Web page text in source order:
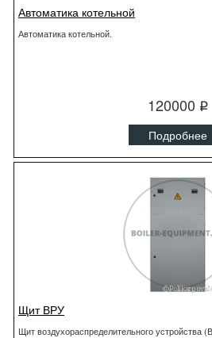
Автоматика котельной
Автоматика котельной.
120000 q
Подробнее
Щит ВРУ
Щит воздухораспределительного устройства